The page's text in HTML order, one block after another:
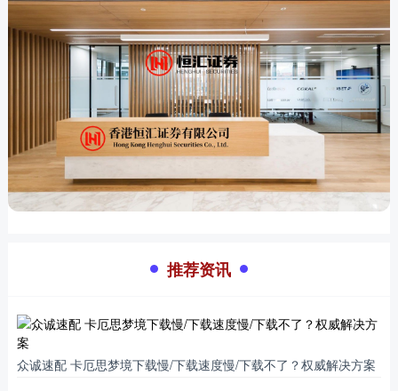
推荐资讯
众诚速配 卡厄思梦境下载慢/下载速度慢/下载不了？权威解决方案